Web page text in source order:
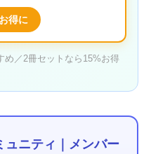
得に
／2冊セットなら15%お得
ニティ｜メンバー